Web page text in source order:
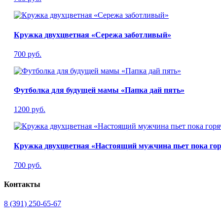
Кружка двухцветная «Сережа заботливый»
700 руб.
Футболка для будущей мамы «Папка дай пять»
1200 руб.
Кружка двухцветная «Настоящий мужчина пьет пока
700 руб.
Контакты
8 (391) 250-65-67